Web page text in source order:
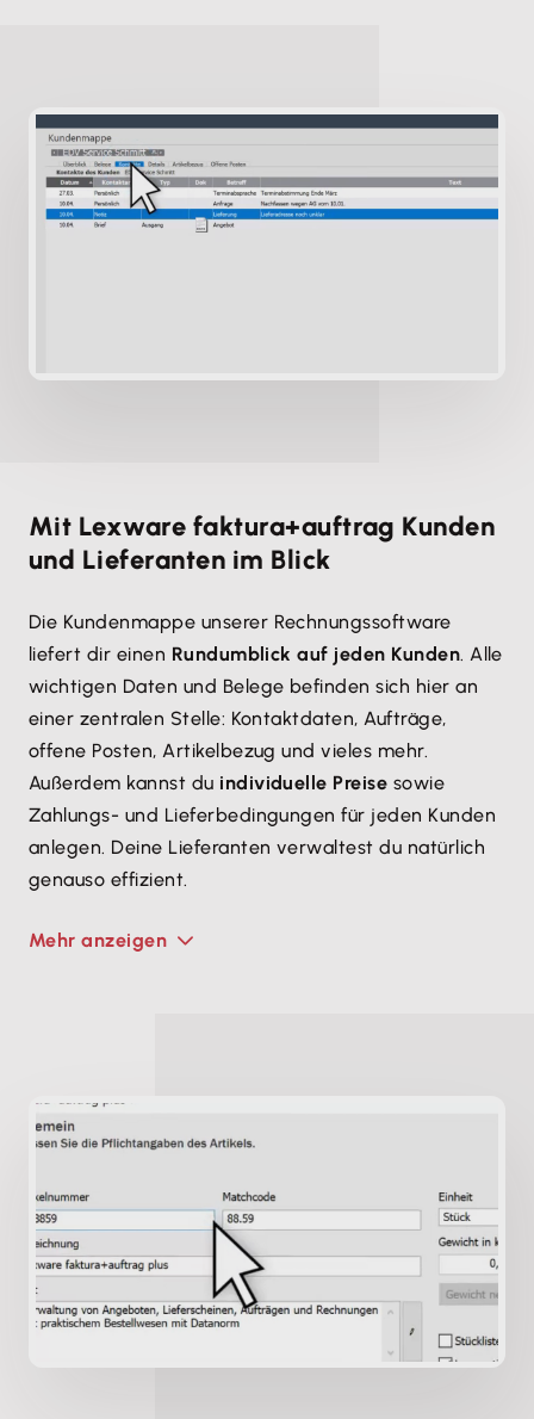
Mit Lexware faktura+auftrag Kunden
und Lieferanten im Blick
Die Kundenmappe unserer Rechnungssoftware
liefert dir einen Rundumblick auf jeden Kunden. Alle
wichtigen Daten und Belege befinden sich hier an
einer zentralen Stelle: Kontaktdaten, Aufträge,
offene Posten, Artikelbezug und vieles mehr.
Außerdem kannst du individuelle Preise sowie
Zahlungs- und Lieferbedingungen für jeden Kunden
anlegen. Deine Lieferanten verwaltest du natürlich
genauso effizient.
Mehr anzeigen